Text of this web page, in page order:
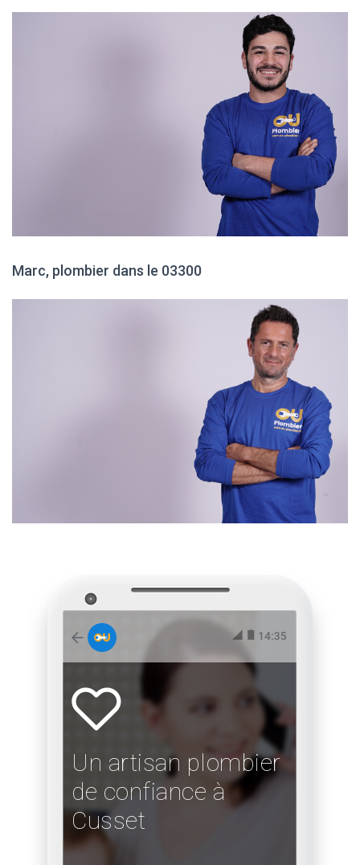
Marc, plombier dans le 03300
Un artisan plombier
de confiance à
Cusset